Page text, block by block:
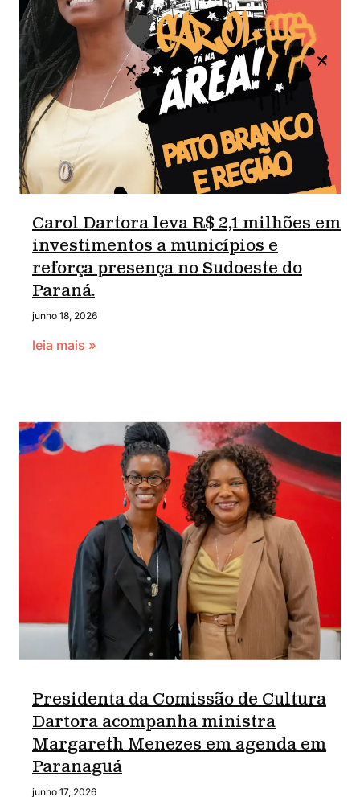
Carol Dartora leva R$ 2,1 milhões em
investimentos a municípios e
reforça presença no Sudoeste do
Paraná.
junho 18, 2026
leia mais »
Presidenta da Comissão de Cultura
Dartora acompanha ministra
Margareth Menezes em agenda em
Paranaguá
junho 17, 2026